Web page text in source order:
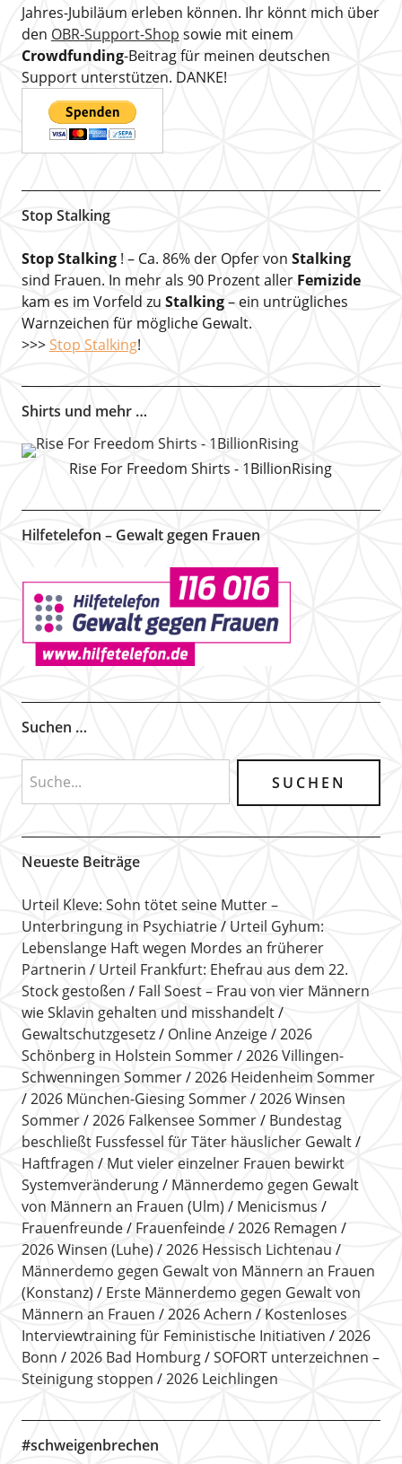
Jahres-Jubiläum erleben können. Ihr könnt mich über
den OBR-Support-Shop sowie mit einem
Crowdfunding-Beitrag für meinen deutschen
Support unterstützen. DANKE!
Stop Stalking
Stop Stalking! – Ca. 86% der Opfer von Stalking
sind Frauen. In mehr als 90 Prozent aller Femizide
kam es im Vorfeld zu Stalking– ein untrügliches
Warnzeichen für mögliche Gewalt.
>>> Stop Stalking!
Shirts und mehr …
Rise For Freedom Shirts - 1BillionRising
Hilfetelefon – Gewalt gegen Frauen
Suchen …
Neueste Beiträge
Urteil Kleve: Sohn tötet seine Mutter –
Unterbringung in Psychiatrie
Urteil Gyhum:
Lebenslange Haft wegen Mordes an früherer
Partnerin
Urteil Frankfurt: Ehefrau aus dem 22.
Stock gestoßen
Fall Soest – Frau von vier Männern
wie Sklavin gehalten und misshandelt
Gewaltschutzgesetz
Online Anzeige
2026
Schönberg in Holstein Sommer
2026 Villingen-
Schwenningen Sommer
2026 Heidenheim Sommer
2026 München-Giesing Sommer
2026 Winsen
Sommer
2026 Falkensee Sommer
Bundestag
beschließt Fussfessel für Täter häuslicher Gewalt
Haftfragen
Mut vieler einzelner Frauen bewirkt
Systemveränderung
Männerdemo gegen Gewalt
von Männern an Frauen (Ulm)
Menicismus
Frauenfreunde
Frauenfeinde
2026 Remagen
2026 Winsen (Luhe)
2026 Hessisch Lichtenau
Männerdemo gegen Gewalt von Männern an Frauen
(Konstanz)
Erste Männerdemo gegen Gewalt von
Männern an Frauen
2026 Achern
Kostenloses
Interviewtraining für Feministische Initiativen
2026
Bonn
2026 Bad Homburg
SOFORT unterzeichnen –
Steinigung stoppen
2026 Leichlingen
#schweigenbrechen